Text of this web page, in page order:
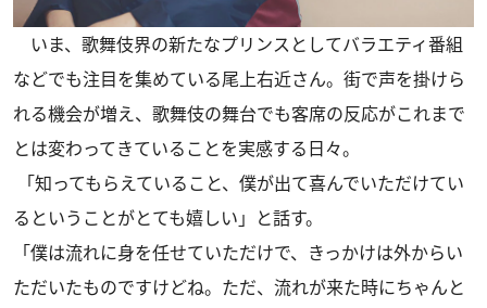
いま、歌舞伎界の新たなプリンスとしてバラエティ番組
などでも注目を集めている尾上右近さん。街で声を掛けら
れる機会が増え、歌舞伎の舞台でも客席の反応がこれまで
とは変わってきていることを実感する日々。
「知ってもらえていること、僕が出て喜んでいただけてい
るということがとても嬉しい」と話す。
「僕は流れに身を任せていただけで、きっかけは外からい
ただいたものですけどね。ただ、流れが来た時にちゃんと